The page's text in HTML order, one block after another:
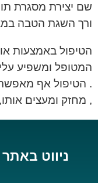
שם יצירת מסגרת
ורך השגת הטבה
הטיפול באמצעות
המטופל ומשפיע
. הטיפול אף
, מחזק ומעצים
ניווט באתר